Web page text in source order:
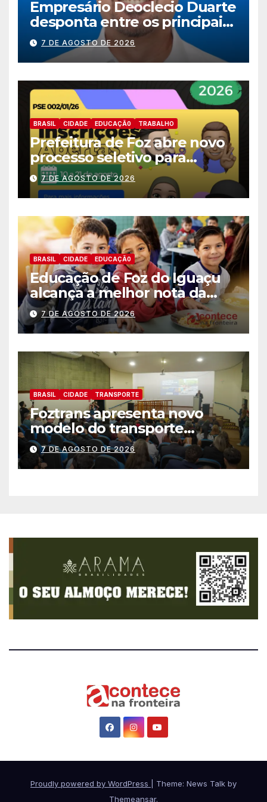
Empresário Deoclecio Duarte
desponta entre os principais
nomes do União Brasil para
deputado estadual
7 DE AGOSTO DE 2026
BRASIL CIDADE EDUCAÇÃ0 TRABALHO
Prefeitura de Foz abre novo
processo seletivo para
estagiários
7 DE AGOSTO DE 2026
BRASIL CIDADE EDUCAÇÃ0
Educação de Foz do Iguaçu
alcança a melhor nota da
história no IDEB
7 DE AGOSTO DE 2026
BRASIL CIDADE TRANSPORTE
Foztrans apresenta novo
modelo do transporte
coletivo em audiência
pública e avança para um
sistema mais moderno e
7 DE AGOSTO DE 2026
Proudly powered by WordPress
Theme: News Talk by
Themeansar.